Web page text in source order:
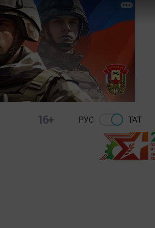
16+ РУС ТАТ